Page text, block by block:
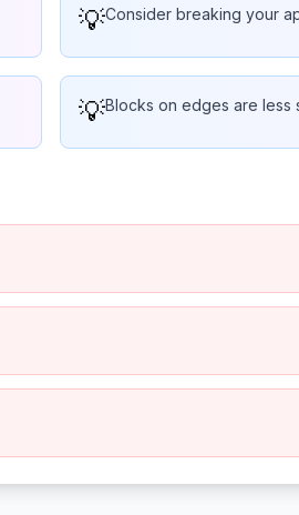
💡Consider breaking your
💡Blocks on edges are less